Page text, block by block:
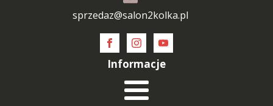
sprzedaz@salon2kolka.pl
Informacje